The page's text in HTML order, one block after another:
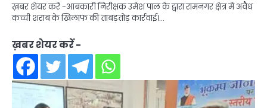
ख़बर शेयर करें -आबकारी निरीक्षक उमेश पाल के द्वारा रामनगर क्षेत्र में अवैध
कच्ची शराब के खिलाफ की ताबड़तोड़ कार्रवाई।…
ख़बर शेयर करें -